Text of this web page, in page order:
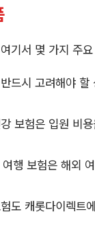
기서 몇 가지 주
드시 고려해야
보험은 입원 비
행 보험은 해외
도 캐롯다이렉트